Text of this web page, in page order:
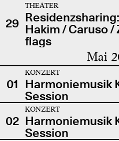
29
THEATER
Hakim / Caruso /
flags
Mai
01
KONZERT
Harmoniemusik
Session
02
KONZERT
Harmoniemusik
Session